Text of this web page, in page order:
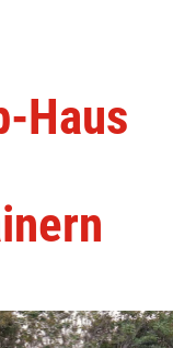
Haus